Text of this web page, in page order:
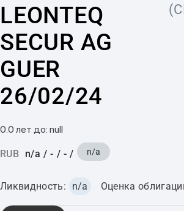
LEONTEQ
SECUR AG
GUER
26/02/24
0.0 лет до: null
RUB n/a / - / - / n/a
Ликвидность: n/a Оценка